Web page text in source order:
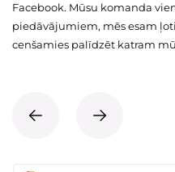
Facebook. Mūsu komanda
piedāvājumiem, mēs esam
cenšamies palīdzēt katram